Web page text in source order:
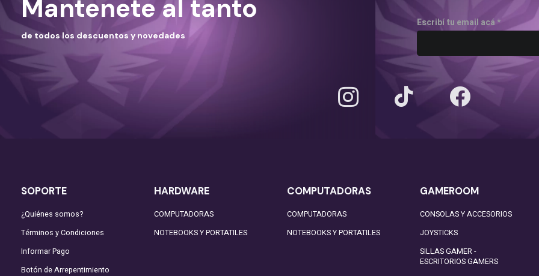
Mantenete al tanto
de todos los descuentos y novedades
Escribí tu email acá *
SOPORTE
¿Quiénes somos?
Términos y Condiciones
Informar Pago
Botón de Arrepentimiento
HARDWARE
COMPUTADORAS
NOTEBOOKS Y PORTATILES
COMPUTADORAS
COMPUTADORAS
NOTEBOOKS Y PORTATILES
GAMEROOM
CONSOLAS Y ACCESORIOS
JOYSTICKS
SILLAS GAMER -
ESCRITORIOS GAMERS